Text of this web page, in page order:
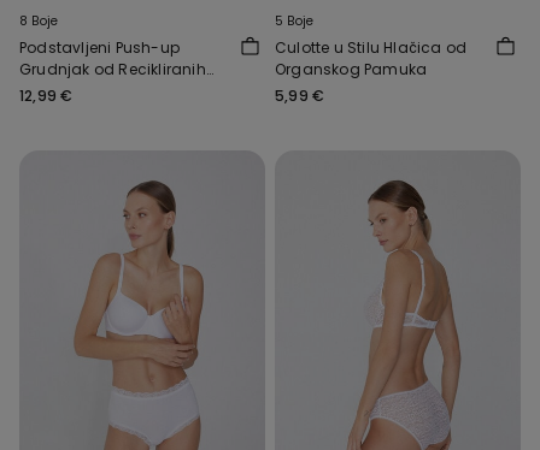
8 Boje
Podstavljeni Push-up
Grudnjak od Recikliranih
Mikrovlakana Athens
12,99 €
5 Boje
Culotte u Stilu Hlačica od
Organskog Pamuka
5,99 €